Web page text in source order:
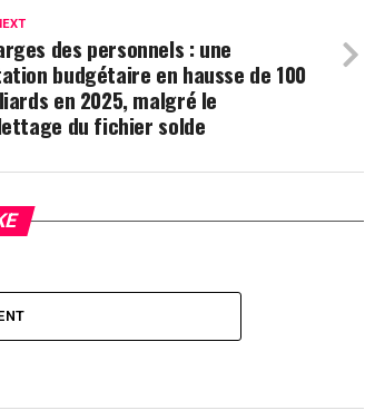
des personnels : une
budgétaire en hausse de 100
en 2025, malgré le
du fichier solde